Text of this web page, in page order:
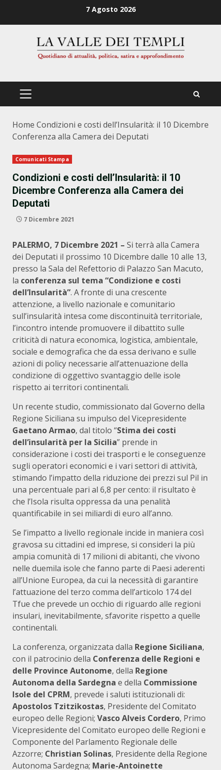
7 Agosto 2026
PRIMÄRES
Home Condizioni e costi dell’Insularità: il 10 Dicembre
Conferenza alla Camera dei Deputati
Comunicati Stampa
Condizioni e costi dell’Insularità: il 10
Dicembre Conferenza alla Camera dei
Deputati
7 Dicembre 2021
PALERMO, 7 Dicembre 2021 – Si terrà alla Camera
dei Deputati il prossimo 10 Dicembre dalle 10 alle 13,
presso la Sala del Refettorio di Palazzo San Macuto,
la conferenza sul tema “Condizione e costi
dell’Insularità”. A fronte di una crescente
attenzione, a livello nazionale e comunitario
sull’insularità intesa come discontinuità territoriale,
l’incontro intende promuovere il dibattito sulle
criticità di natura economica, logistica, ambientale,
sociale e demografica che da essa derivano e sulle
azioni di policy necessarie all’attenuazione della
condizione di oggettivo svantaggio delle isole
rispetto ai territori continentali.
Un recente studio, commissionato dal Governo della
Regione Siciliana su impulso del Vicepresidente
Gaetano Armao, dal titolo “Stima dei costi
dell’insularità per la Sicilia” prende in
considerazione i costi dei trasporti e le conseguenze
sugli operatori economici e i vari settori di attività,
stimando l’impatto della riduzione dei prezzi sul Pil in
una percentuale pari al 6,8 per cento: il risultato è
che l’Isola risulta oppressa da una penalità
quantificabile in sei miliardi di euro all’anno.
Se l’impatto a livello regionale incide in maniera così
gravosa su cittadini ed imprese, si consideri la più
ampia comunità di 17 milioni di abitanti, che vivono
nelle duemila isole che fanno parte di Paesi aderenti
all’Unione Europea, da cui la necessità di garantire
l’attuazione del terzo comma dell’articolo 174 del
Tfue che prevede un occhio di riguardo alle regioni
insulari, inevitabilmente, sfavorite rispetto a quelle
continentali.
La conferenza, organizzata dalla Regione Siciliana,
con il patrocinio della Conferenza delle Regioni e
delle Province Autonome, della Regione
Autonoma della Sardegna e della Commissione
Isole del CPRM, prevede i saluti istituzionali di:
Apostolos Tzitzikostas, Presidente del Comitato
europeo delle Regioni; Vasco Alveis Cordero, Primo
Vicepresidente del Comitato europeo delle Regioni e
Componente del Parlamento Regionale delle
Azzorre; Christian Solinas, Presidente della Regione
Autonoma Sardegna; Marie-Antoinette